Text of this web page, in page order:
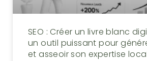
SEO : Créer un livre blanc
un outil puissant pour
et asseoir son expertise